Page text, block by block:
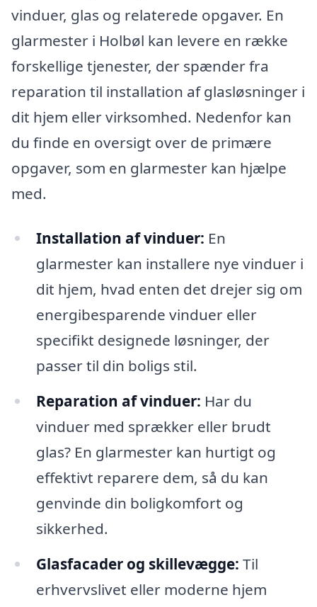
vinduer, glas og relaterede opgaver. En
glarmester i Holbøl kan levere en række
forskellige tjenester, der spænder fra
reparation til installation af glasløsninger i
dit hjem eller virksomhed. Nedenfor kan
du finde en oversigt over de primære
opgaver, som en glarmester kan hjælpe
med.
Installation af vinduer: En
glarmester kan installere nye vinduer i
dit hjem, hvad enten det drejer sig om
energibesparende vinduer eller
specifikt designede løsninger, der
passer til din boligs stil.
Reparation af vinduer: Har du
vinduer med sprækker eller brudt
glas? En glarmester kan hurtigt og
effektivt reparere dem, så du kan
genvinde din boligkomfort og
sikkerhed.
Glasfacader og skillevægge: Til
erhvervslivet eller moderne hjem